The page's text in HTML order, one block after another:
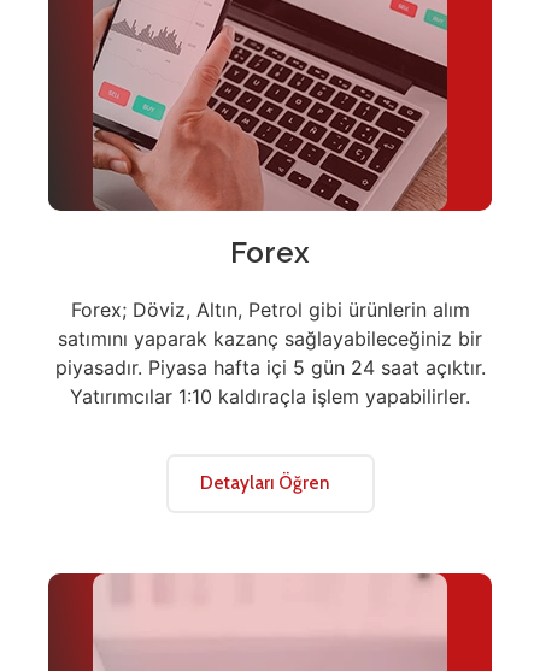
Forex
Forex; Döviz, Altın, Petrol gibi ürünlerin alım
satımını yaparak kazanç sağlayabileceğiniz bir
piyasadır. Piyasa hafta içi 5 gün 24 saat açıktır.
Yatırımcılar 1:10 kaldıraçla işlem yapabilirler.
Detayları Öğren